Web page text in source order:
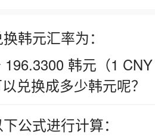
韩元汇率为：
韩元（1
兑换成多少韩元呢？
公式进行计算：